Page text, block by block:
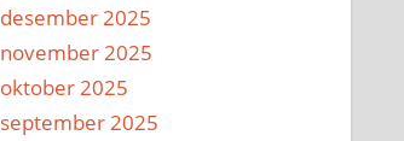
desember 2025
november 2025
oktober 2025
september 2025